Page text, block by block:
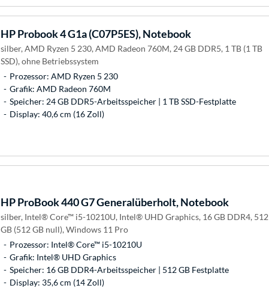
HPProbook 4 G1a (C07P5ES), Notebook
silber, AMD Ryzen 5 230, AMD Radeon 760M, 24 GB DDR5, 1 TB (1 TB
SSD), ohne Betriebssystem
Prozessor: AMD Ryzen 5 230
Grafik: AMD Radeon 760M
Speicher: 24 GB DDR5-Arbeitsspeicher | 1 TB SSD-Festplatte
Display: 40,6 cm (16 Zoll)
HPProBook 440 G7 Generalüberholt, Notebook
silber, Intel® Core™ i5-10210U, Intel® UHD Graphics, 16 GB DDR4, 512
GB (512 GB null), Windows 11 Pro
Prozessor: Intel® Core™ i5-10210U
Grafik: Intel® UHD Graphics
Speicher: 16 GB DDR4-Arbeitsspeicher | 512 GB Festplatte
Display: 35,6 cm (14 Zoll)